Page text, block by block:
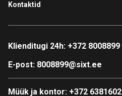
Kontaktid
Klienditugi 24h: +372 8008899
E-post: 8008899@sixt.ee
Müük ja kontor: +372 6381602